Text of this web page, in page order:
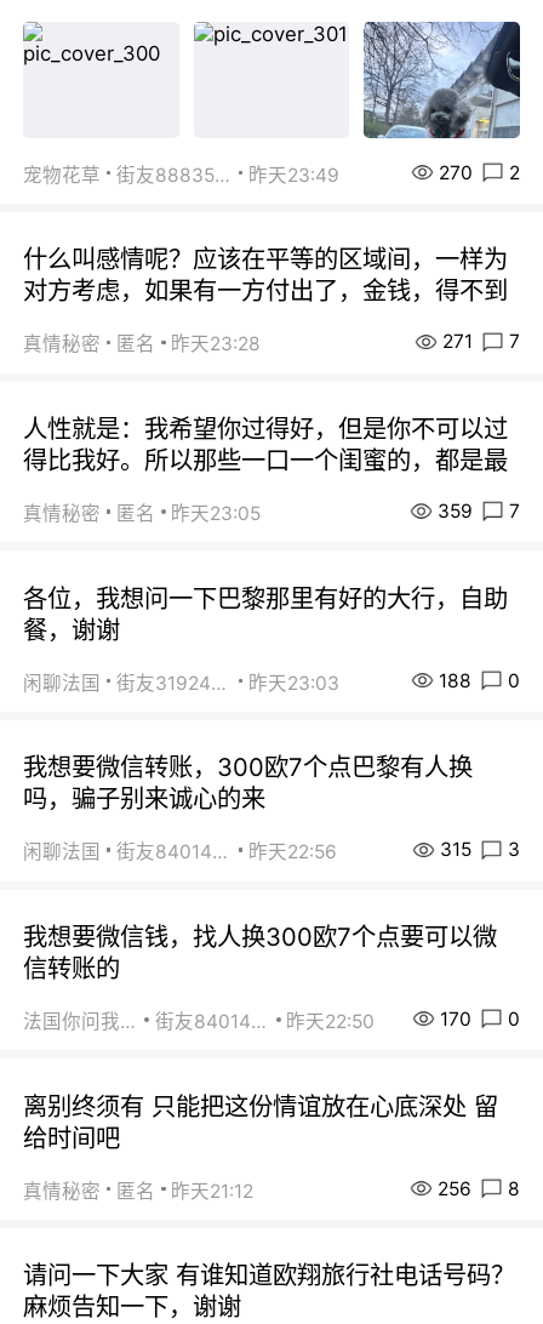
宠物花草 街友88835518 昨天23:49 270 2
什么叫感情呢？应该在平等的区域间，一样为
对方考虑，如果有一方付出了，金钱，得不到
真情秘密 匿名 昨天23:28 271 7
人性就是：我希望你过得好，但是你不可以过
得比我好。所以那些一口一个闺蜜的，都是最
真情秘密 匿名 昨天23:05 359 7
各位，我想问一下巴黎那里有好的大行，自助
餐，谢谢
闲聊法国 街友31924072 昨天23:03 188 0
我想要微信转账，300欧7个点巴黎有人换
吗，骗子别来诚心的来
闲聊法国 街友84014588 昨天22:56 315 3
我想要微信钱，找人换300欧7个点要可以微
信转账的
法国你问我答 街友84014588 昨天22:50 170 0
离别终须有 只能把这份情谊放在心底深处 留
给时间吧
真情秘密 匿名 昨天21:12 256 8
请问一下大家 有谁知道欧翔旅行社电话号码？
麻烦告知一下，谢谢